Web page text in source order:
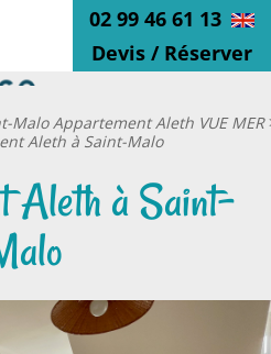
02 99 46 61 13
Devis / Réserver
Malo Appartement Aleth VUE MER
Aleth à Saint-Malo
Aleth à Saint-